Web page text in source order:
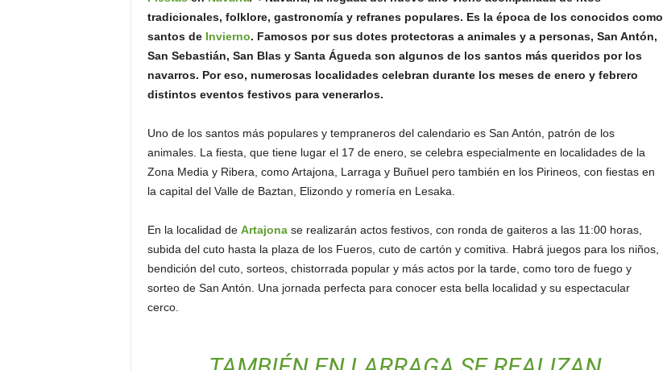
tradicionales, folklore, gastronomía y refranes populares. Es la época de los conocidos como
santos de Invierno. Famosos por sus dotes protectoras a animales y a personas, San Antón,
San Sebastián, San Blas y Santa Águeda son algunos de los santos más queridos por los
navarros. Por eso, numerosas localidades celebran durante los meses de enero y febrero
distintos eventos festivos para venerarlos.
Uno de los santos más populares y tempraneros del calendario es San Antón, patrón de los
animales. La fiesta, que tiene lugar el 17 de enero, se celebra especialmente en localidades de la
Zona Media y Ribera, como Artajona, Larraga y Buñuel pero también en los Pirineos, con fiestas en
la capital del Valle de Baztan, Elizondo y romería en Lesaka.
En la localidad de Artajonase realizarán actos festivos, con ronda de gaiteros a las 11:00 horas,
subida del cuto hasta la plaza de los Fueros, cuto de cartón y comitiva. Habrá juegos para los niños,
bendición del cuto, sorteos, chistorrada popular y más actos por la tarde, como toro de fuego y
sorteo de San Antón. Una jornada perfecta para conocer esta bella localidad y su espectacular
cerco.